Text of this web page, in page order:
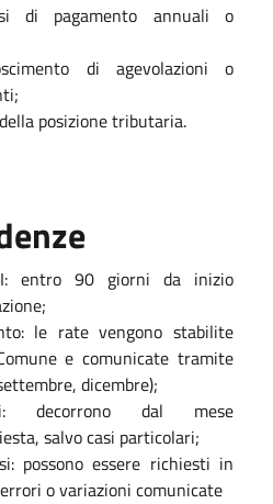
di pagamento annuali o
di agevolazioni o
posizione tributaria.
entro 90 giorni da inizio
le rate vengono stabilite
e comunicate tramite
dicembre);
decorrono dal mese
salvo casi particolari;
possono essere richiesti in
o variazioni comunicate